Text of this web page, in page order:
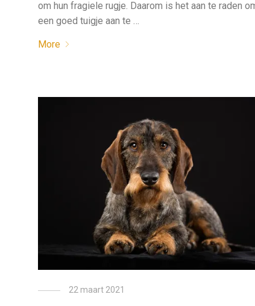
om hun fragiele rugje. Daarom is het aan te raden
een goed tuigje aan te …
More
22 maart 2021